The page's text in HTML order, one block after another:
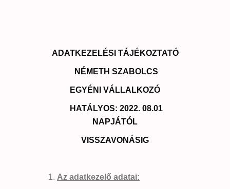
ADATKEZELÉSI TÁJÉKOZTATÓ
NÉMETH SZABOLCS
EGYÉNI VÁLLALKOZÓ
HATÁLYOS: 2022. 08.01
NAPJÁTÓL
VISSZAVONÁSIG
Az adatkezelő adatai: